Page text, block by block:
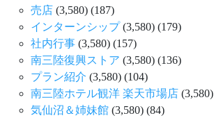
売店 (3,580) (187)
インターンシップ(3,580) (179)
社内行事 (3,580) (157)
南三陸復興ストア (3,580) (136)
プラン紹介 (3,580) (104)
南三陸ホテル観洋 楽天市場店 (3,580)
気仙沼＆姉妹館 (3,580) (84)